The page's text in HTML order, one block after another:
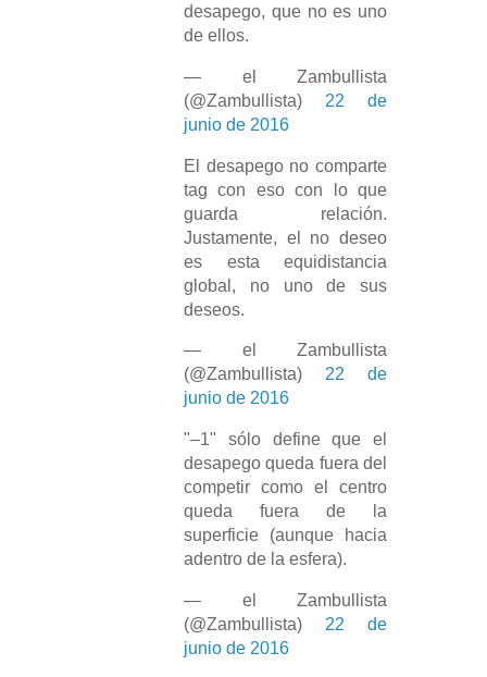
desapego, que no es uno
de ellos.
— el Zambullista
(@Zambullista) 22 de
junio de 2016
El desapego no comparte
tag con eso con lo que
guarda relación.
Justamente, el no deseo
es esta equidistancia
global, no uno de sus
deseos.
— el Zambullista
(@Zambullista) 22 de
junio de 2016
"–1" sólo define que el
desapego queda fuera del
competir como el centro
queda fuera de la
superficie (aunque hacia
adentro de la esfera).
— el Zambullista
(@Zambullista) 22 de
junio de 2016